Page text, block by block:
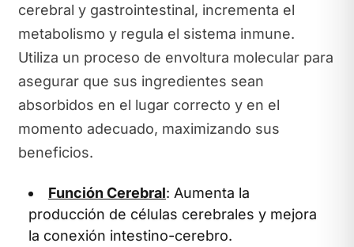
cerebral y gastrointestinal, incrementa el
metabolismo y regula el sistema inmune.
Utiliza un proceso de envoltura molecular para
asegurar que sus ingredientes sean
absorbidos en el lugar correcto y en el
momento adecuado, maximizando sus
beneficios.
Función Cerebral: Aumenta la
producción de células cerebrales y mejora
la conexión intestino-cerebro.